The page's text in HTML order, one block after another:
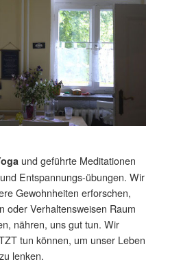
und geführte Meditationen
Entspannungs-übungen. Wir
Gewohnheiten erforschen,
oder Verhaltensweisen Raum
nähren, uns gut tun. Wir
tun können, um unser Leben
lenken.